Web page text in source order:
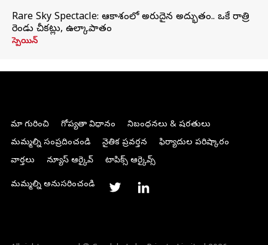
Rare Sky Spectacle: ఆకాశంలో అరుదైన అద్భుతం.. ఒకే రాత్రి
రెండు చీకట్లు, ఉల్కాపాతం
స్పెయిన్
మా గురించి గోప్యతా విధానం
నిబంధనలు & షరతులు
మమ్మల్ని సంప్రదించండి
నైతిక ప్రవర్తన
ఫిర్యాదుల పరిష్కారం
వార్తలు
న్యూస్ ఆర్కైవ్ టాపిక్స్ ఆర్కైవ్స్
మమ్మల్ని అనుసరించండి